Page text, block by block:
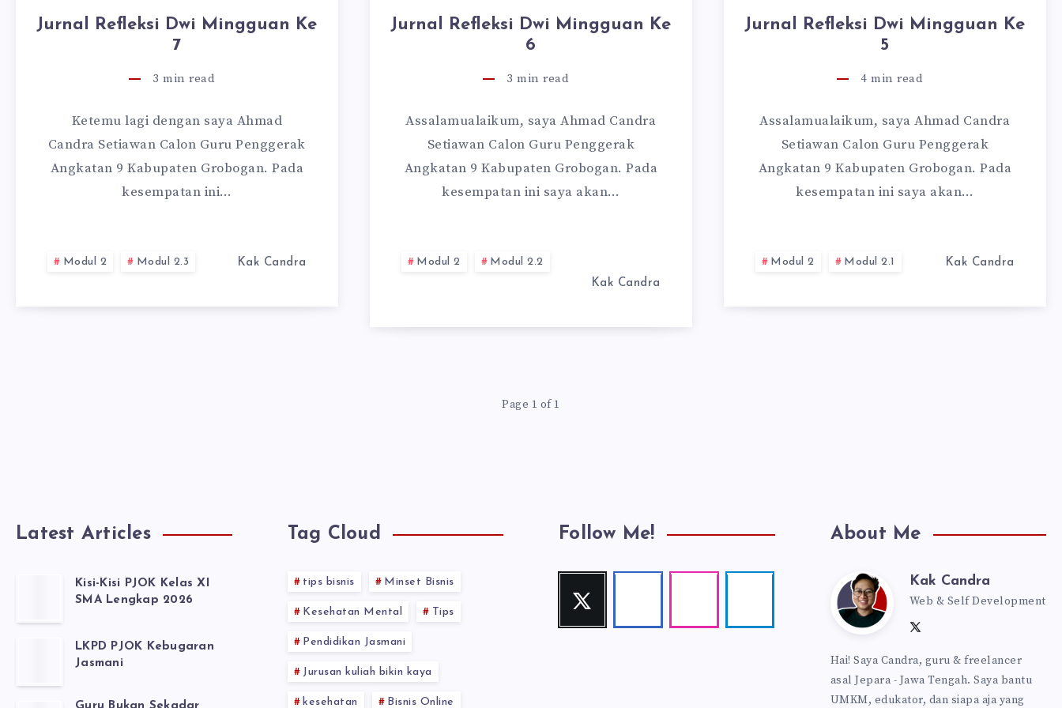
Jurnal Refleksi Dwi Mingguan Ke
7
3 min read
Ketemu lagi dengan saya Ahmad
Candra Setiawan Calon Guru Penggerak
Angkatan 9 Kabupaten Grobogan. Pada
kesempatan ini…
Modul 2 Modul 2.3 Kak Candra
Jurnal Refleksi Dwi Mingguan Ke
6
3 min read
Assalamualaikum, saya Ahmad Candra
Setiawan Calon Guru Penggerak
Angkatan 9 Kabupaten Grobogan. Pada
kesempatan ini saya akan…
Modul 2
Modul 2.2
Kak Candra
Jurnal Refleksi Dwi Mingguan Ke
5
4 min read
Assalamualaikum, saya Ahmad Candra
Setiawan Calon Guru Penggerak
Angkatan 9 Kabupaten Grobogan. Pada
kesempatan ini saya akan…
Modul 2 Modul 2.1 Kak Candra
Page 1 of 1
Latest Articles
Kisi-Kisi PJOK Kelas XI
SMA Lengkap 2026
LKPD PJOK Kebugaran
Jasmani
Tag Cloud
tips bisnis Minset Bisnis
Kesehatan Mental Tips
Pendidikan Jasmani
Jurusan kuliah bikin kaya
kesehatan Bisnis Online
Follow Me!
Twitter
Follow
About Me
Kak
Candra
Kak Candra
Web & Self Development
Follow
on
Twitter
Facebook
Hai! Saya Candra, guru & freelancer
asal Jepara - Jawa Tengah. Saya bantu
UMKM, edukator, dan siapa aja yang